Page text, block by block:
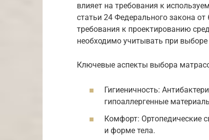
влияет на требования к
статьи 24 Федерального закона
требования к проектированию
необходимо учитывать при
Ключевые аспекты выбора
Гигиеничность:
гипоаллергенные
Комфорт: Ортопедические
и форме тела.